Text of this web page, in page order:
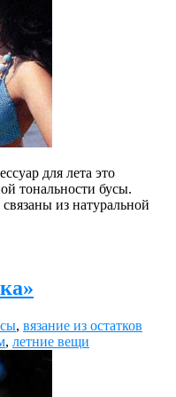
для лета это
тональности бусы.
из натуральной
, вязание из остатков
, летние вещи